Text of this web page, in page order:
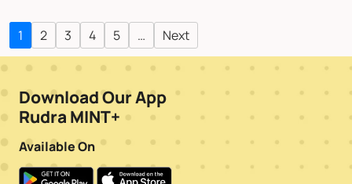
1 2 3 4 5 … Next
Download Our App
Rudra MINT+
Available On